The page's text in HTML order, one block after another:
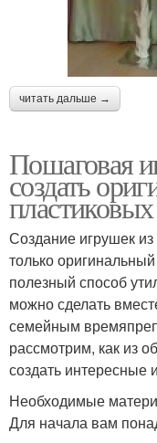
читать дальше →
Пошаговая
создать
Создание игрушек
только
полезный способ
можно сделать
семейным
рассмотрим, как из
создать интересные
Необходимые
Для начала вам